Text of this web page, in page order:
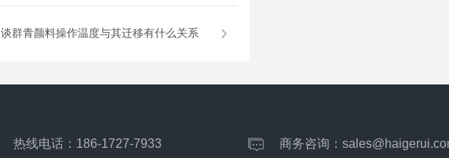
群青颜料操作温度与其迁移有什么关系
热线电话： 186-1727-7933 商务咨询：